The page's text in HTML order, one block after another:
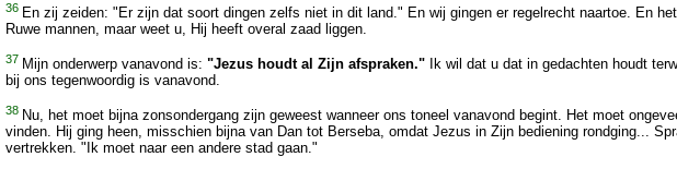
36 En zij zeiden: "Er zijn dat soort dingen zelfs niet in dit land." En wij gingen er regelrecht naartoe. En
Ruwe mannen, maar weet u, Hij heeft overal zaad liggen.
37 Mijn onderwerp vanavond is: "Jezus houdt al Zijn afspraken." Ik wil dat u dat in gedachten houdt
bij ons tegenwoordig is vanavond.
38 Nu, het moet bijna zonsondergang zijn geweest wanneer ons toneel vanavond begint. Het moet
vinden. Hij ging heen, misschien bijna van Dan tot Berseba, omdat Jezus in Zijn bediening rondging...
vertrekken. "Ik moet naar een andere stad gaan."